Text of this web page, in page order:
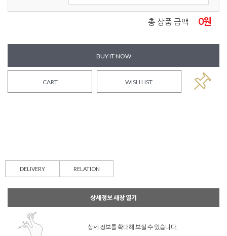
총 상품 금액 0원
BUY IT NOW
CART WISH LIST
DELIVERY RELATION
상세정보 새창 열기
상세 정보를 확대해 보실 수 있습니다.